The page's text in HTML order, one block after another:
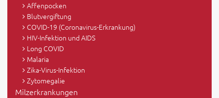
Affenpocken
Blutvergiftung
COVID-19 (Coronavirus-Erkrankung)
HIV-Infektion und AIDS
Long COVID
Malaria
Zika-Virus-Infektion
Zytomegalie
Milzerkrankungen